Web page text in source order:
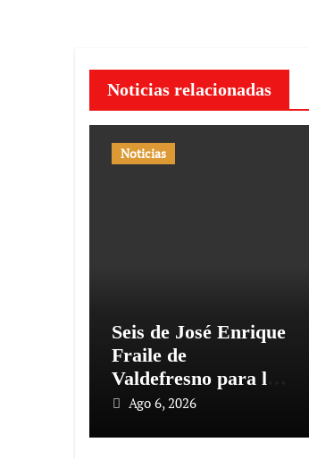
Noticias relacionadas
Noticias
Seis de José Enrique
Fraile de
Valdefresno para la
primera del mes de
Ago 6, 2026